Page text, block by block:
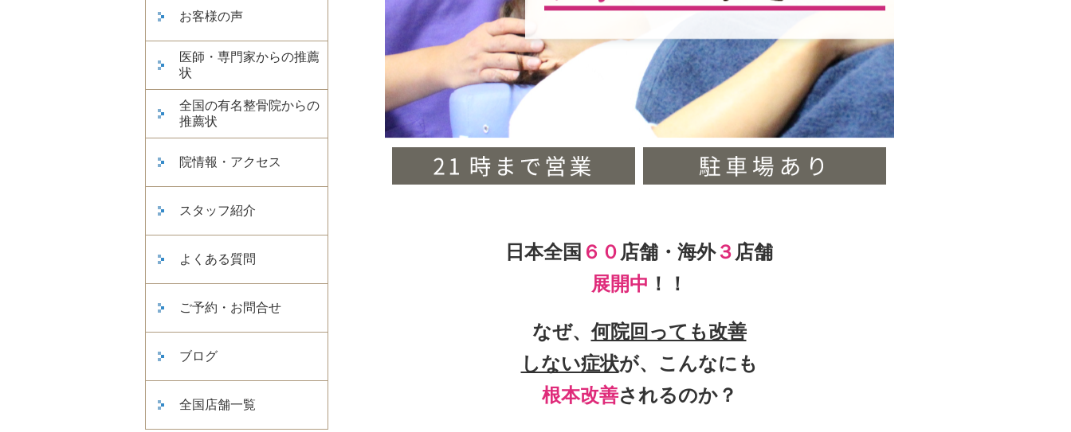
お客様の声
医師・専門家からの推薦
状
全国の有名整骨院からの
推薦状
院情報・アクセス
スタッフ紹介
よくある質問
ご予約・お問合せ
ブログ
全国店舗一覧
日本全国 ６０ 店舗・海外３ 店舗
展開中 ！！
なぜ、何院回っても改善
しない症状が、こんなにも
根本改善されるのか？